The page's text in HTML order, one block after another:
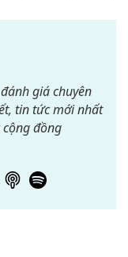
giá chuyên
tin tức mới nhất
cộng đồng